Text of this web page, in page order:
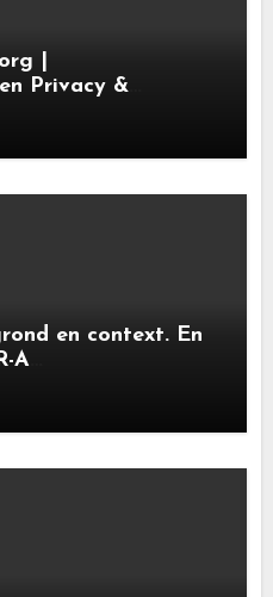
|
Privacy &
in de Zorg 2025 |
en context. En
A
Privacy- en
18 maart 2025